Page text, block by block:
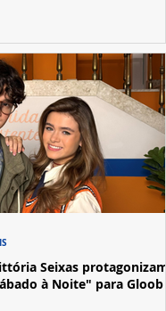
Seixas protagonizam
à Noite" para Gloob e